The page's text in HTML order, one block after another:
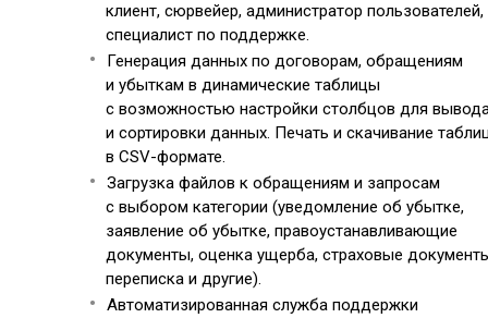
клиент, сюрвейер, администратор пользователей,
специалист по поддержке.
Генерация данных по договорам, обращениям
и убыткам в динамические таблицы
с возможностью настройки столбцов для
и сортировки данных. Печать и скачивание
в CSV-формате.
Загрузка файлов к обращениям и запросам
с выбором категории (уведомление об убытке,
заявление об убытке, правоустанавливающие
документы, оценка ущерба, страховые
переписка и другие).
Автоматизированная служба поддержки